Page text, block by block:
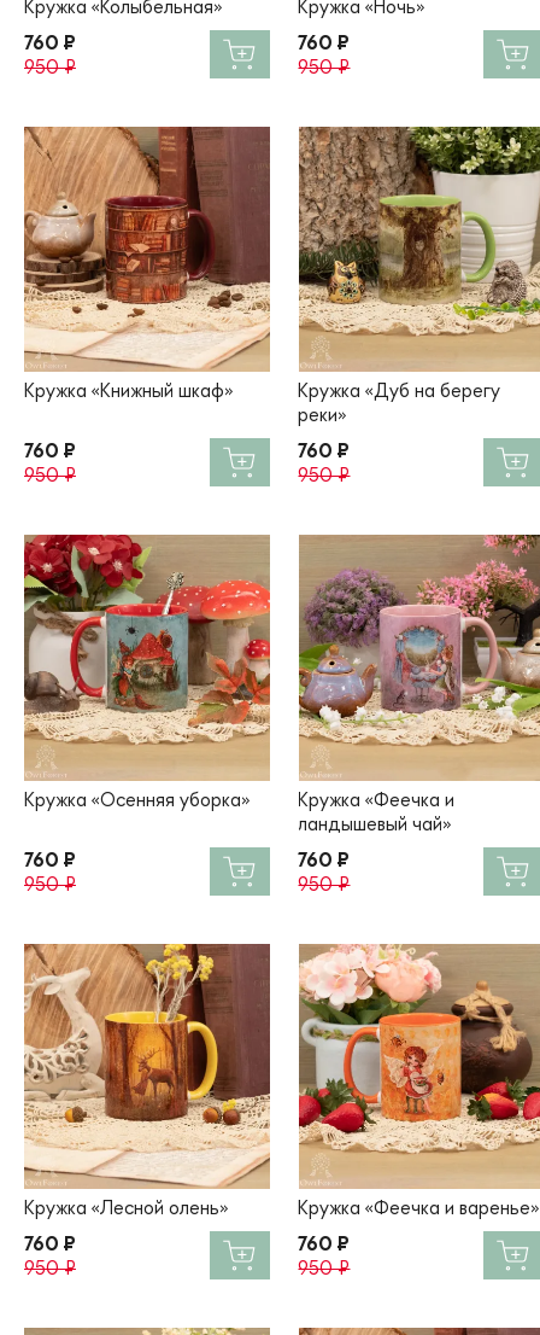
Кружка «Колыбельная»
760 ₽
950 ₽
Кружка «Ночь»
760 ₽
950 ₽
Кружка «Книжный шкаф»
760 ₽
950 ₽
Кружка «Дуб на берегу
реки»
760 ₽
950 ₽
Кружка «Осенняя уборка»
760 ₽
950 ₽
Кружка «Феечка и
ландышевый чай»
760 ₽
950 ₽
Кружка «Лесной олень»
760 ₽
950 ₽
Кружка «Феечка и варенье»
760 ₽
950 ₽